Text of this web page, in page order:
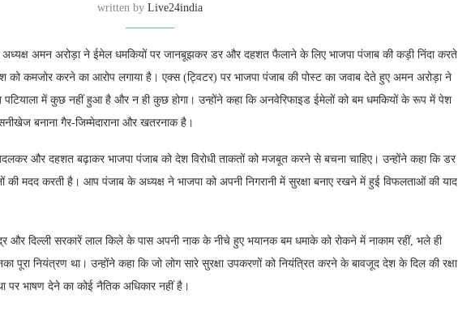
written by Live24india
अमन अरोड़ा ने ईमेल धमकियों पर जानबूझकर डर और दहशत फैलाने के लिए भाजपा पंजाब की कड़ी निंदा करते
को कमजोर करने का आरोप लगाया है। एक्स (ट्विटर) पर भाजपा पंजाब की पोस्ट का जवाब देते हुए अमन अरोड़ा ने
पटियाला में कुछ नहीं हुआ है और न ही कुछ होगा। उन्होंने कहा कि अनवेरिफाइड ईमेलों को बम धमकियों के रूप में पेश
बनाना गैर-जिम्मेदाराना और खतरनाक है।
और दहशत बढ़ाकर भाजपा पंजाब को देश विरोधी ताकतों को मजबूत करने से बचना चाहिए। उन्होंने कहा कि डर
की मदद करती है। आप पंजाब के अध्यक्ष ने भाजपा को अपनी निगरानी में सुरक्षा बनाए रखने में हुई विफलताओं की याद
और दिल्ली सरकारें लाल किले के पास अपनी नाक के नीचे हुए भयानक बम धमाके को रोकने में नाकाम रहीं, भले ही
पूरा नियंत्रण था। उन्होंने कहा कि जो लोग सारे सुरक्षा उपकरणों को नियंत्रित करने के बावजूद देश के दिल की रक्षा
पर भाषण देने का कोई नैतिक अधिकार नहीं है।